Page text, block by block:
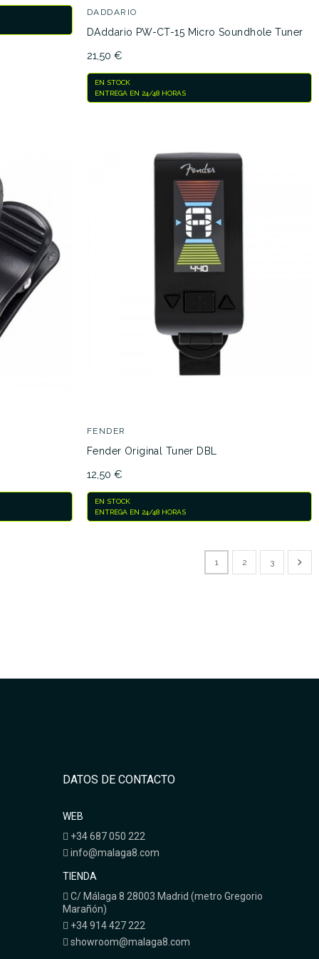
DADDARIO
DAddario PW-CT-15 Micro Soundhole Tuner
21,50 €
EN STOCK
ENTREGA EN 24/48 HORAS
FENDER
Fender Original Tuner DBL
12,50 €
EN STOCK
ENTREGA EN 24/48 HORAS
1 2 3
DATOS DE CONTACTO
WEB
+34 687 050 222
info@malaga8.com
TIENDA
C/ Málaga 8 28003 Madrid (metro Gregorio
Marañón)
+34 914 427 222
showroom@malaga8.com